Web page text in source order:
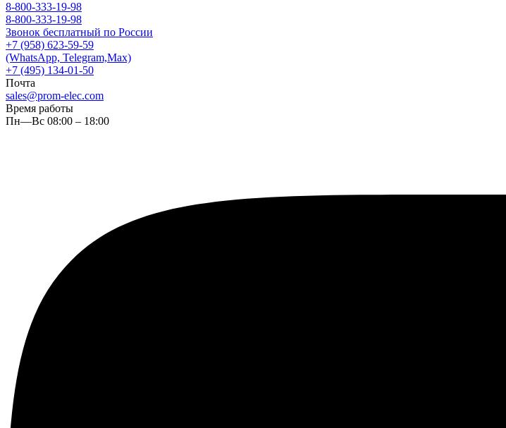
8-800-333-19-98
8-800-333-19-98
Звонок бесплатный по России
+7 (958) 623-59-59
(WhatsApp, Telegram,Max)
+7 (495) 134-01-50
Почта
sales@prom-elec.com
Время работы
Пн—Вс 08:00 – 18:00